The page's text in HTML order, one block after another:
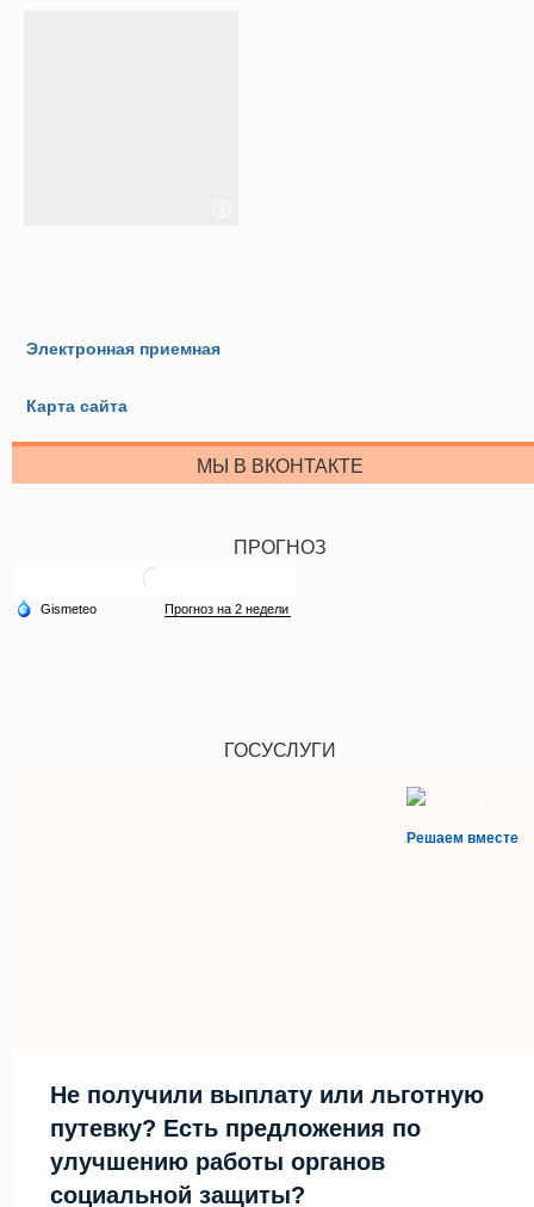
Электронная приемная
Карта сайта
МЫ В ВКОНТАКТЕ
ПРОГНОЗ
ГОСУСЛУГИ
Решаем вместе
Не получили выплату или льготную
путевку? Есть предложения по
улучшению работы органов
социальной защиты?